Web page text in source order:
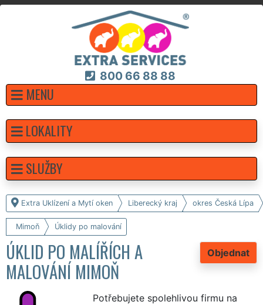
800 66 88 88
MENU
Extra Uklízení a Mytí oken Liberecký kraj okres Česká Lípa
Mimoň Úklidy po malování
Objednat
ÚKLID PO MALÍŘÍCH A
MALOVÁNÍ MIMOŇ
Potřebujete spolehlivou firmu na
LOKALITY
SLUŽBY